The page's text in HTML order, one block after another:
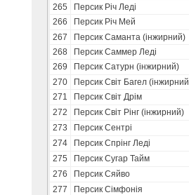
265
Персик Річ Леді
266
Персик Річ Мей
267
Персик Саманта (інжирний)
268
Персик Саммер Леді
269
Персик Сатурн (інжирний)
270
Персик Світ Багел
271
Персик Світ Дрім
272
Персик Світ Рінг (інжирний)
273
Персик Сентрі
274
Персик Спрінг Леді
275
Персик Сугар Тайм
276
Персик Сяйво
277
Персик Сімфонія